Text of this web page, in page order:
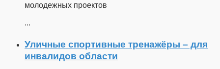
молодежных проектов
...
Уличные спортивные тренажёры – для
инвалидов области